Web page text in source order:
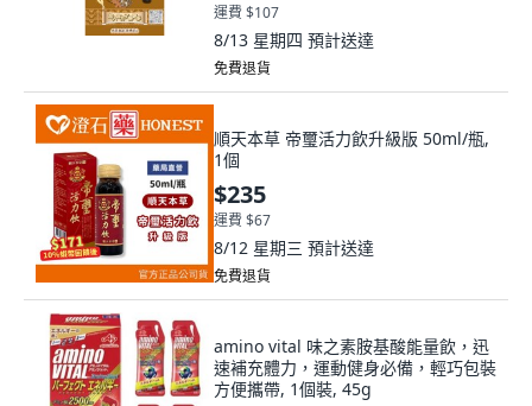
運費 $107
8/13 星期四 預計送達
免費退貨
順天本草 帝璽活力飲升級版 50ml/瓶,
1個
$235
運費 $67
8/12 星期三 預計送達
免費退貨
amino vital 味之素胺基酸能量飲，迅
速補充體力，運動健身必備，輕巧包裝
方便攜帶, 1個裝, 45g